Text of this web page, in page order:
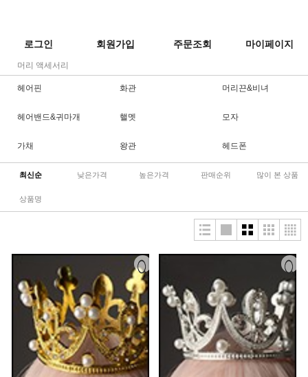
로그인 회원가입 주문조회 마이페이지
머리 액세서리
헤어핀 화관 머리끈&비녀
헤어밴드&귀마개 핼멧 모자
가채 왕관 헤드폰
최신순 낮은가격 높은가격 판매순위 많이 본 상품
상품명